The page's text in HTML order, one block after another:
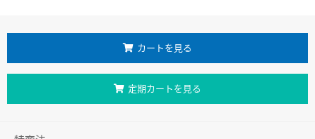
カートを見る
定期カートを見る